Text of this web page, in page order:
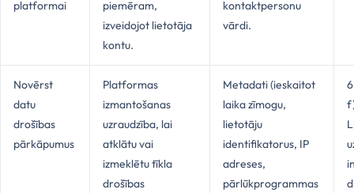
platformai
piemēram,
izveidojot lietotāja
kontu.
kontaktpersonu
vārdi.
Novērst
datu
drošības
pārkāpumus
Platformas
izmantošanas
uzraudzība, lai
atklātu vai
izmeklētu tīkla
drošības
Metadati (ieskaitot
laika zīmogu,
lietotāju
identifikatorus, IP
adreses,
pārlūkprogrammas